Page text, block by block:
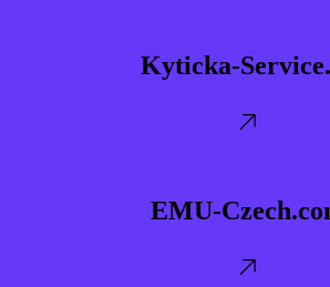
Kyticka-
EMU-